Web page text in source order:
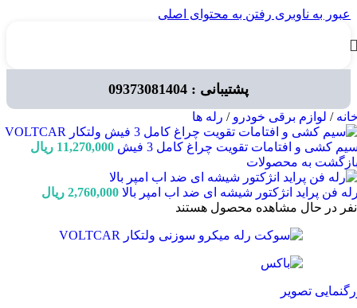
عبور به ناوبری رفتن به محتوای اصلی
پشتیبانی : 09373081404
/ لوازم برقی خودرو/ رله ها
کشی و افتامات تقویت چراغ کامل 3 فیش 11,270,000 ریال
به محصولات
فن پراید انژکتور شیشه ای ضد اب امپر بالا 2,760,000 ریال
نفر در حال مشاهده محصول هستند
تصویر